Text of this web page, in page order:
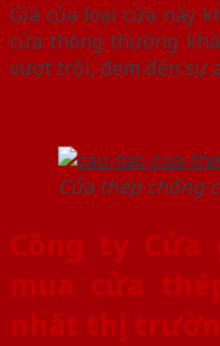
Giá của loại cửa này
cửa thông thường
vượt trội, đem đến sự
Cửa thép chống
Công ty Cửa
mua cửa
nhất thị